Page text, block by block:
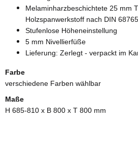
Melaminharzbeschichtete 25 mm
Holzspanwerkstoff nach DIN
Stufenlose Höheneinstellung
5 mm Nivellierfüße
Lieferung: Zerlegt - verpackt im
Farbe
verschiedene Farben wählbar
Maße
H 685-810 x B 800 x T 800 mm